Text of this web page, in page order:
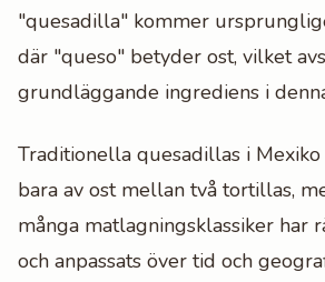
"quesadilla" kommer
där "queso" betyder ost, vilket
grundläggande ingrediens i
Traditionella quesadillas i
bara av ost mellan två tortillas,
många matlagningsklassiker har
och anpassats över tid och